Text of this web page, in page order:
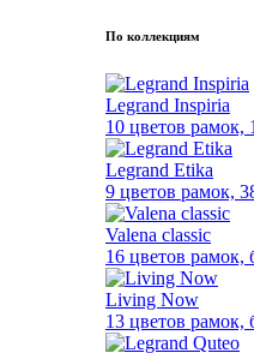
По коллекциям
Legrand Inspiria
10 цветов рамок,
Legrand Etika
9 цветов рамок,
Valena classic
16 цветов рамок,
Living Now
13 цветов рамок,